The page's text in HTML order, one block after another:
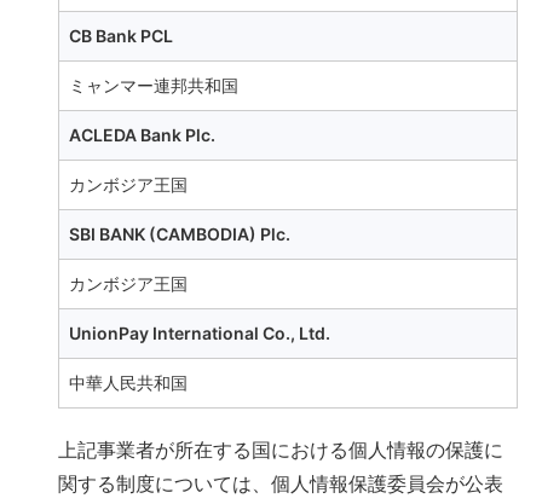
CB Bank PCL
ミャンマー連邦共和国
ACLEDA Bank Plc.
カンボジア王国
SBI BANK (CAMBODIA) Plc.
カンボジア王国
UnionPay International Co., Ltd.
中華人民共和国
上記事業者が所在する国における個人情報の保護に
関する制度については、個人情報保護委員会が公表